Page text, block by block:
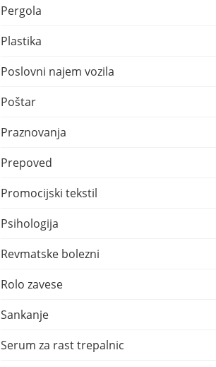
Pergola
Plastika
Poslovni najem vozila
Poštar
Praznovanja
Prepoved
Promocijski tekstil
Psihologija
Revmatske bolezni
Rolo zavese
Sankanje
Serum za rast trepalnic